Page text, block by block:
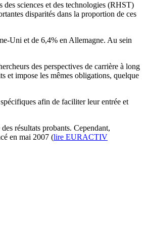
des sciences et des technologies (RHST)
disparités dans la proportion de ces
Uni et de 6,4% en Allemagne. Au sein
des perspectives de carrière à long
et impose les mêmes obligations, quelque
afin de faciliter leur entrée et
résultats probants. Cependant,
en mai 2007 (lire EURACTIV